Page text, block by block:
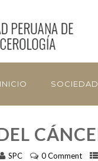
INICIO SOCIEDAD
SPC 0 Comment